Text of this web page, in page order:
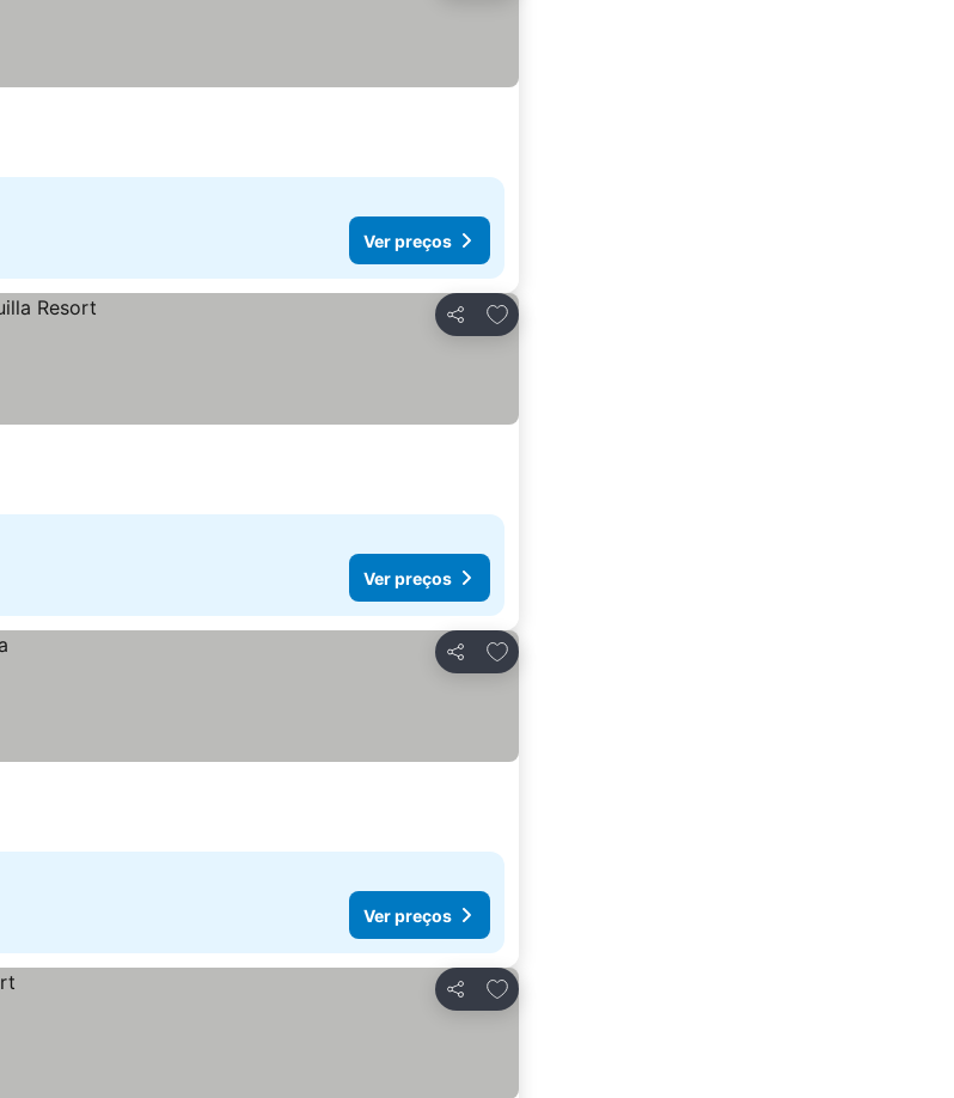
Ver preços
Partilhar
Adicionar aos favoritos
Ver preços
Partilhar
Adicionar aos favoritos
Ver preços
Partilhar
Adicionar aos favoritos